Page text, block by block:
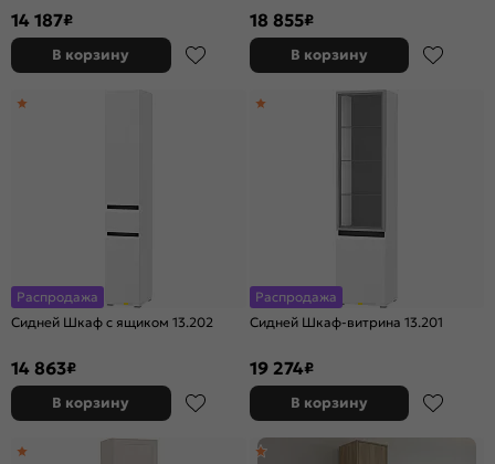
14 187₽
В корзину
18 855₽
В корзину
Распродажа
Сидней Шкаф с ящиком 13.202
14 863₽
В корзину
Распродажа
Сидней Шкаф-витрина 13.201
19 274₽
В корзину